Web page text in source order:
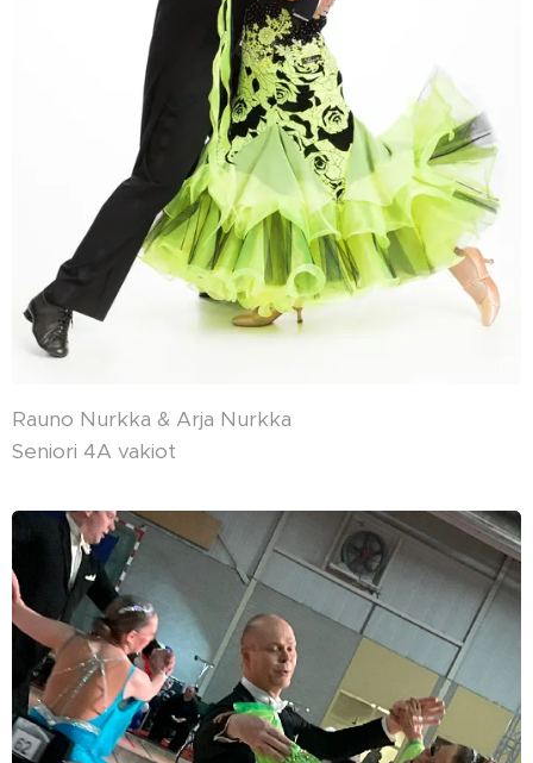
Rauno Nurkka & Arja Nurkka
Seniori 4A vakiot